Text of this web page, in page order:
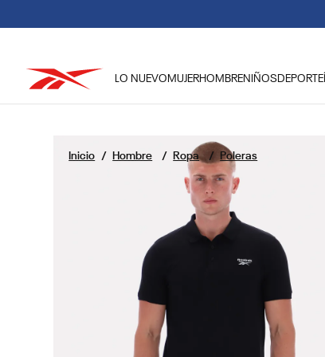
LO NUEVO MUJERHOMBRENIÑOSDEPORTE
Hombre Ropa Poleras
2.
club c
.
reebok hombre
training
classic